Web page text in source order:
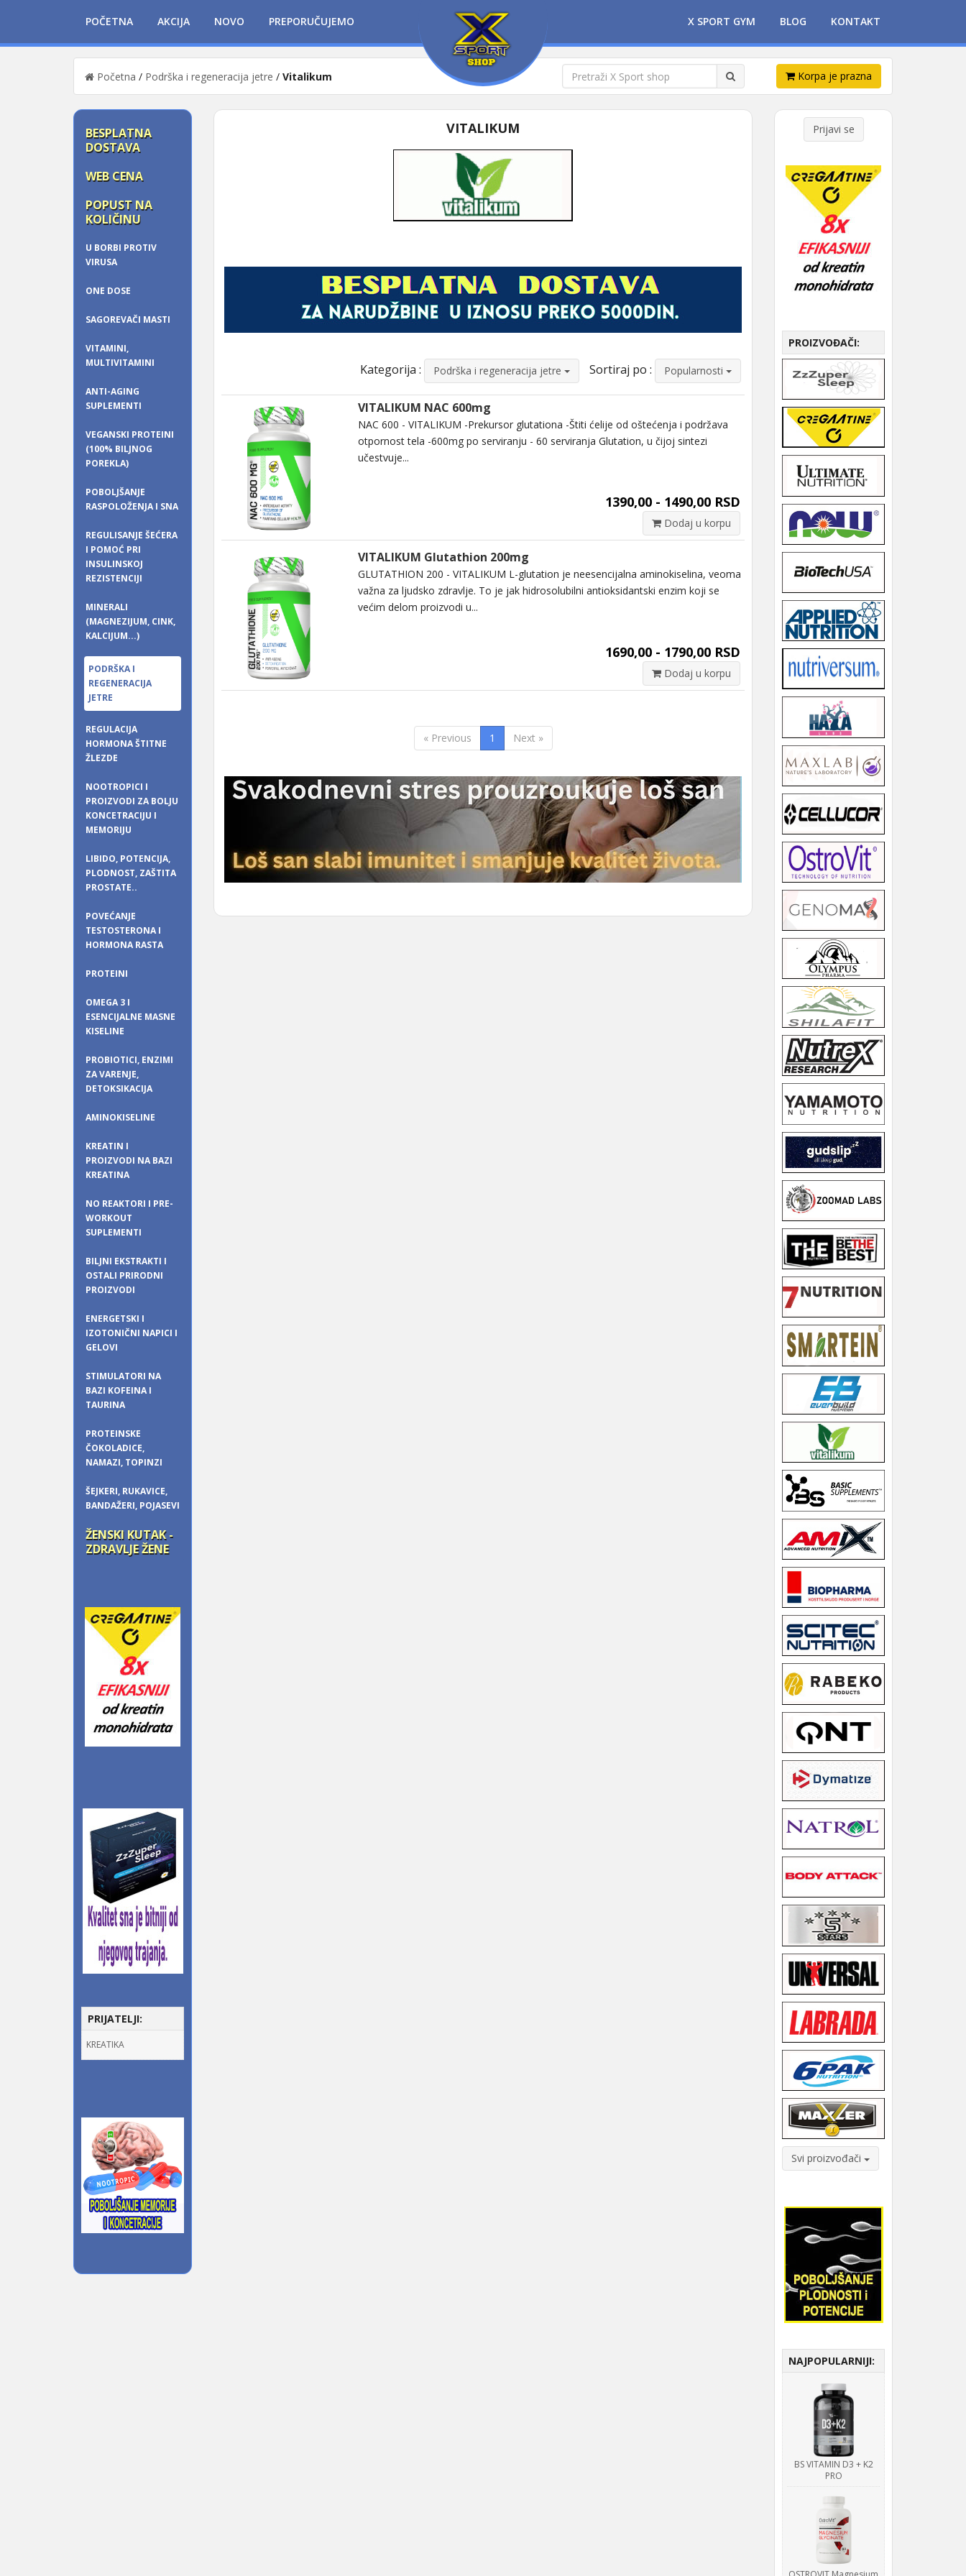
POČETNA AKCIJA NOVO PREPORUČUJEMO X SPORT GYM BLOG KONTAKT
Početna / Podrška i regeneracija jetre / Vitalikum Korpa je prazna
BESPLATNA
DOSTAVA
WEB CENA
POPUST NA
KOLIČINU
U BORBI PROTIV
VIRUSA
ONE DOSE
SAGOREVAČI MASTI
VITAMINI,
MULTIVITAMINI
ANTI-AGING
SUPLEMENTI
VEGANSKI PROTEINI
(100% BILJNOG
POREKLA)
POBOLJŠANJE
RASPOLOŽENJA I SNA
REGULISANJE ŠEĆERA
I POMOĆ PRI
INSULINSKOJ
REZISTENCIJI
MINERALI
(MAGNEZIJUM, CINK,
KALCIJUM...)
PODRŠKA I
REGENERACIJA
JETRE
REGULACIJA
HORMONA ŠTITNE
ŽLEZDE
NOOTROPICI I
PROIZVODI ZA BOLJU
KONCETRACIJU I
MEMORIJU
LIBIDO, POTENCIJA,
PLODNOST, ZAŠTITA
PROSTATE..
POVEĆANJE
TESTOSTERONA I
HORMONA RASTA
PROTEINI
OMEGA 3 I
ESENCIJALNE MASNE
KISELINE
PROBIOTICI, ENZIMI
ZA VARENJE,
DETOKSIKACIJA
AMINOKISELINE
KREATIN I
PROIZVODI NA BAZI
KREATINA
NO REAKTORI I PRE-
WORKOUT
SUPLEMENTI
BILJNI EKSTRAKTI I
OSTALI PRIRODNI
PROIZVODI
ENERGETSKI I
IZOTONIČNI NAPICI I
GELOVI
STIMULATORI NA
BAZI KOFEINA I
TAURINA
PROTEINSKE
ČOKOLADICE,
NAMAZI, TOPINZI
ŠEJKERI, RUKAVICE,
BANDAŽERI, POJASEVI
ŽENSKI KUTAK -
ZDRAVLJE ŽENE
PRIJATELJI:
KREATIKA
VITALIKUM
Kategorija : Podrška i regeneracija jetre Sortiraj po : Popularnosti
VITALIKUM NAC 600mg
NAC 600 - VITALIKUM -Prekursor glutationa -Štiti ćelije od oštećenja i podržava
otpornost tela -600mg po serviranju - 60 serviranja Glutation, u čijoj sintezi
učestvuje...
1390,00 - 1490,00 RSD
Dodaj u korpu
VITALIKUM Glutathion 200mg
GLUTATHION 200 - VITALIKUM L-glutation je neesencijalna aminokiselina, veoma
važna za ljudsko zdravlje. To je jak hidrosolubilni antioksidantski enzim koji se
većim delom proizvodi u...
1690,00 - 1790,00 RSD
Dodaj u korpu
« Previous 1 Next »
Prijavi se
PROIZVOĐAČI:
Svi proizvođači
NAJPOPULARNIJI:
BS VITAMIN D3 + K2
PRO